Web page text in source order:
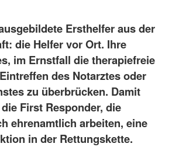
Ersthelfer aus der
die Helfer vor Ort. Ihre
im Ernstfall die therapiefreie
des Notarztes oder
zu überbrücken. Damit
First Responder, die
ehrenamtlich arbeiten, eine
in der Rettungskette.